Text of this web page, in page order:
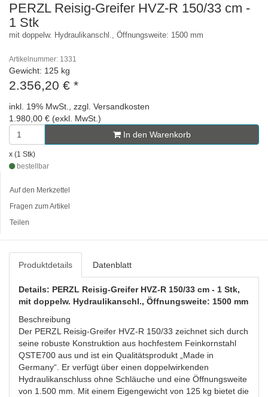
PERZL Reisig-Greifer HVZ-R 150/33 cm -
1 Stk
mit doppelw. Hydraulikanschl., Öffnungsweite: 1500 mm
Artikelnummer: 1331
Gewicht: 125 kg
2.356,20 € *
inkl. 19% MwSt., zzgl. Versandkosten
1.980,00 € (exkl. MwSt.)
In den Warenkorb
x (1 Stk)
bestellbar
Auf den Merkzettel
Fragen zum Artikel
Teilen
Produktdetails Datenblatt
Details: PERZL Reisig-Greifer HVZ-R 150/33 cm - 1 Stk,
mit doppelw. Hydraulikanschl., Öffnungsweite: 1500 mm
Beschreibung
Der PERZL Reisig-Greifer HVZ-R 150/33 zeichnet sich durch
seine robuste Konstruktion aus hochfestem Feinkornstahl
QSTE700 aus und ist ein Qualitätsprodukt „Made in
Germany“. Er verfügt über einen doppelwirkenden
Hydraulikanschluss ohne Schläuche und eine Öffnungsweite
von 1.500 mm. Mit einem Eigengewicht von 125 kg bietet die